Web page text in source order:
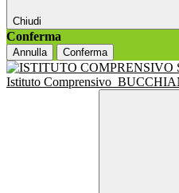
Chiudi
Conferma
Annulla Conferma
Istituto Comprensivo